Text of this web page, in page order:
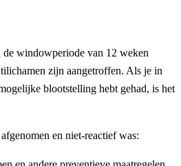
de windowperiode van 12 weken
zijn aangetroffen. Als je in
blootstelling hebt gehad, is het
en niet-reactief was: